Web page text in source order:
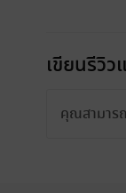
เขียนรีวิว
คุณสามารถ